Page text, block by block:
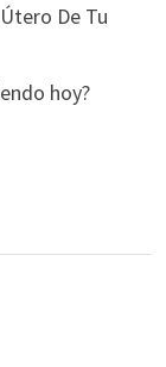
De Tu
hoy?